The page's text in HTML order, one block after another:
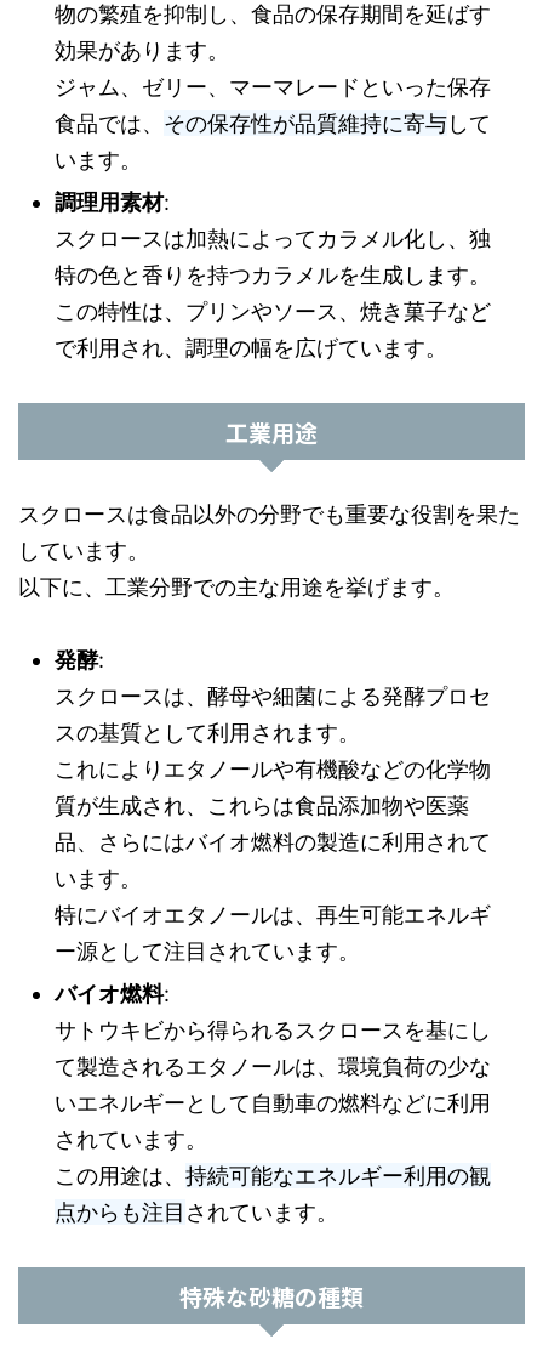
物の繁殖を抑制し、食品の保存期間を延ばす
効果があります。
ジャム、ゼリー、マーマレードといった保存
食品では、 その保存性が品質維持に寄与して
います。
調理用素材:
スクロースは加熱によってカラメル化し、独
特の色と香りを持つカラメルを生成します。
この特性は、プリンやソース、焼き菓子など
で利用され、調理の幅を広げています。
工業用途
スクロースは食品以外の分野でも重要な役割を果た
しています。
以下に、工業分野での主な用途を挙げます。
発酵:
スクロースは、酵母や細菌による発酵プロセ
スの基質として利用されます。
これによりエタノールや有機酸などの化学物
質が生成され、これらは食品添加物や医薬
品、さらにはバイオ燃料の製造に利用されて
います。
特にバイオエタノールは、再生可能エネルギ
ー源として注目されています。
バイオ燃料:
サトウキビから得られるスクロースを基にし
て製造されるエタノールは、環境負荷の少な
いエネルギーとして自動車の燃料などに利用
されています。
この用途は、 持続可能なエネルギー利用の観
点からも注目 されています。
特殊な砂糖の種類